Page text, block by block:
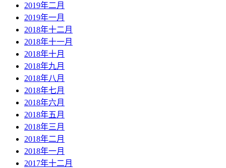
2019年二月
2019年一月
2018年十二月
2018年十一月
2018年十月
2018年九月
2018年八月
2018年七月
2018年六月
2018年五月
2018年三月
2018年二月
2018年一月
2017年十二月